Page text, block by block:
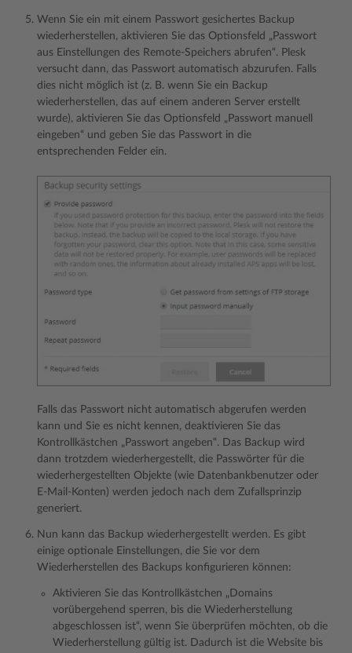
Wenn Sie ein mit einem Passwort gesichertes Backup
wiederherstellen, aktivieren Sie das Optionsfeld „Passwort
aus Einstellungen des Remote-Speichers abrufen“. Plesk
versucht dann, das Passwort automatisch abzurufen. Falls
dies nicht möglich ist (z. B. wenn Sie ein Backup
wiederherstellen, das auf einem anderen Server erstellt
wurde), aktivieren Sie das Optionsfeld „Passwort manuell
eingeben“ und geben Sie das Passwort in die
entsprechenden Felder ein.
Falls das Passwort nicht automatisch abgerufen werden
kann und Sie es nicht kennen, deaktivieren Sie das
Kontrollkästchen „Passwort angeben“. Das Backup wird
dann trotzdem wiederhergestellt, die Passwörter für die
wiederhergestellten Objekte (wie Datenbankbenutzer oder
E-Mail-Konten) werden jedoch nach dem Zufallsprinzip
generiert.
Nun kann das Backup wiederhergestellt werden. Es gibt
einige optionale Einstellungen, die Sie vor dem
Wiederherstellen des Backups konfigurieren können:
Aktivieren Sie das Kontrollkästchen „Domains
vorübergehend sperren, bis die Wiederherstellung
abgeschlossen ist“, wenn Sie überprüfen möchten, ob die
Wiederherstellung gültig ist. Dadurch ist die Website bis